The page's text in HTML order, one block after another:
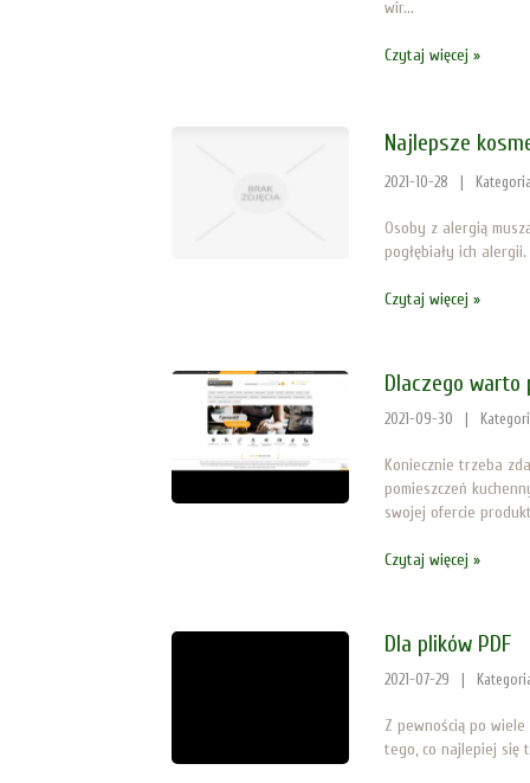
wir...
Czytaj więcej »
Najlepsze
2021-10-28
Osoby z alergią
pogłębiały ich
Czytaj więcej »
Dlaczego warto
2021-09-30
Koniecznie trzeba
pomieszczeń
swojej ofercie
Czytaj więcej »
Dla plików PDF
2021-07-29
Z pewnością po
tego, co najlepiej się